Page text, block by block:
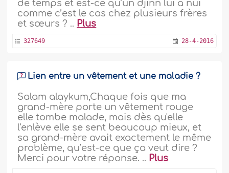
de temps et est-ce qu’un djinn lui a nui
comme c’est le cas chez plusieurs frères
et sœurs ? .. Plus
327649 28-4-2016
Lien entre un vêtement et une maladie ?
Salam alaykum,Chaque fois que ma
grand-mère porte un vêtement rouge
elle tombe malade, mais dès qu'elle
l'enlève elle se sent beaucoup mieux, et
sa grand-mère avait exactement le même
problème, qu’est-ce que ça veut dire ?
Merci pour votre réponse. .. Plus